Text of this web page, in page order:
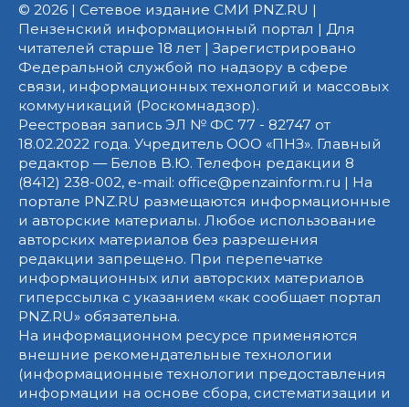
© 2026 | Сетевое издание СМИ PNZ.RU |
Пензенский информационный портал | Для
читателей старше 18 лет | Зарегистрировано
Федеральной службой по надзору в сфере
связи, информационных технологий и массовых
коммуникаций (Роскомнадзор).
Реестровая запись ЭЛ № ФС 77 - 82747 от
18.02.2022 года. Учредитель ООО «ПНЗ». Главный
редактор — Белов В.Ю. Телефон редакции 8
(8412) 238-002, e-mail: office@penzainform.ru | На
портале PNZ.RU размещаются информационные
и авторские материалы. Любое использование
авторских материалов без разрешения
редакции запрещено. При перепечатке
информационных или авторских материалов
гиперссылка с указанием «как сообщает портал
PNZ.RU» обязательна.
На информационном ресурсе применяются
внешние рекомендательные технологии
(информационные технологии предоставления
информации на основе сбора, систематизации и